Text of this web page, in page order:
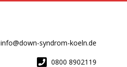
info@down-syndrom-koeln.de
0800 8902119